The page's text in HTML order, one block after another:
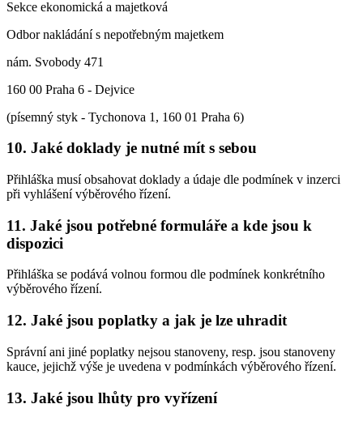
Sekce ekonomická a majetková
Odbor nakládání s nepotřebným majetkem
nám. Svobody 471
160 00 Praha 6 - Dejvice
(písemný styk - Tychonova 1, 160 01 Praha 6)
10. Jaké doklady je nutné mít s sebou
Přihláška musí obsahovat doklady a údaje dle podmínek v inzerci
při vyhlášení výběrového řízení.
11. Jaké jsou potřebné formuláře a kde jsou k
dispozici
Přihláška se podává volnou formou dle podmínek konkrétního
výběrového řízení.
12. Jaké jsou poplatky a jak je lze uhradit
Správní ani jiné poplatky nejsou stanoveny, resp. jsou stanoveny
kauce, jejichž výše je uvedena v podmínkách výběrového řízení.
13. Jaké jsou lhůty pro vyřízení